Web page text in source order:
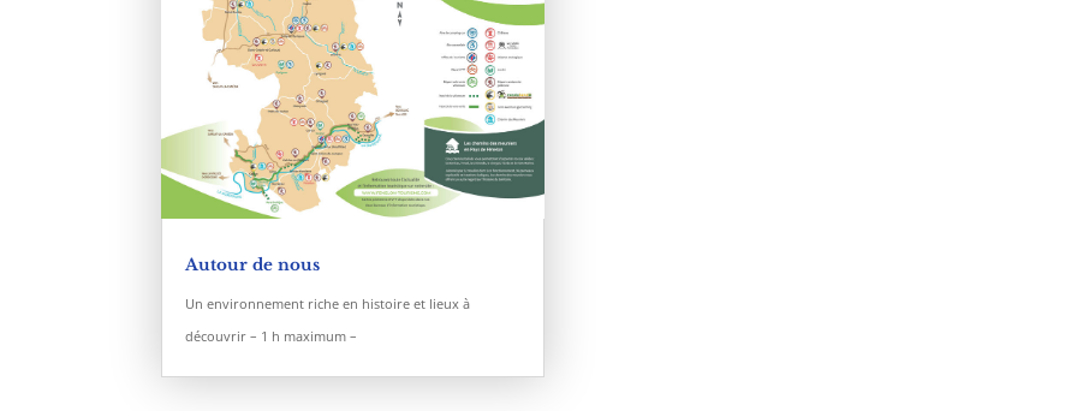
Autour de nous
Un environnement riche en histoire et lieux à
découvrir – 1 h maximum –